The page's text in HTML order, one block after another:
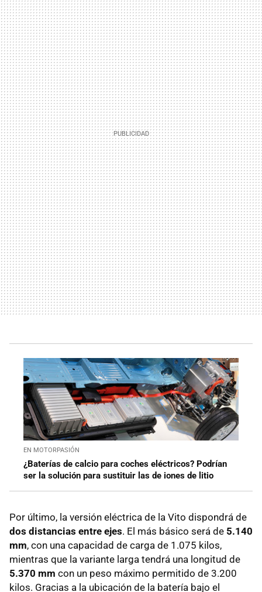
EN MOTORPASIÓN
¿Baterías de calcio para coches eléctricos? Podrían
ser la solución para sustituir las de iones de litio
Por último, la versión eléctrica de la Vito dispondrá de
dos distancias entre ejes. El más básico será de 5.140
mm, con una capacidad de carga de 1.075 kilos,
mientras que la variante larga tendrá una longitud de
5.370 mm con un peso máximo permitido de 3.200
kilos. Gracias a la ubicación de la batería bajo el